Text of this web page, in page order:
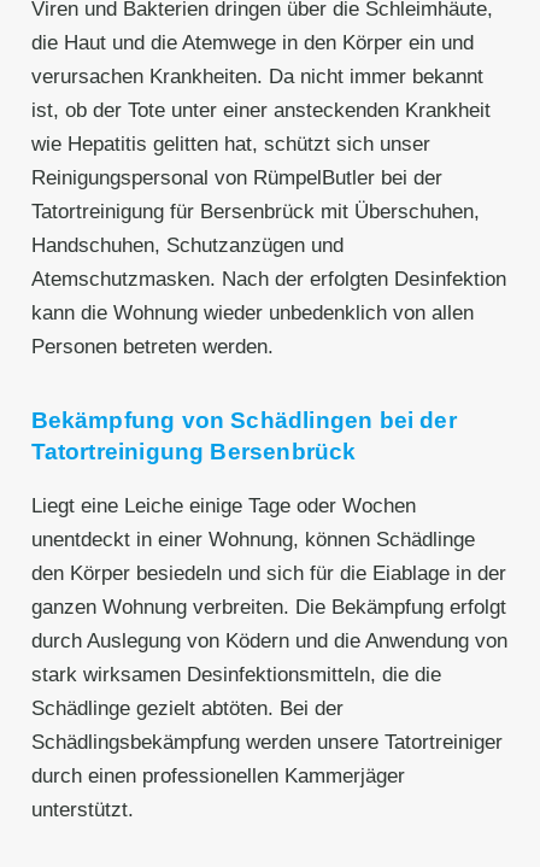
Viren und Bakterien dringen über die Schleimhäute,
die Haut und die Atemwege in den Körper ein und
verursachen Krankheiten. Da nicht immer bekannt
ist, ob der Tote unter einer ansteckenden Krankheit
wie Hepatitis gelitten hat, schützt sich unser
Reinigungspersonal von RümpelButler bei der
Tatortreinigung für Bersenbrück mit Überschuhen,
Handschuhen, Schutzanzügen und
Atemschutzmasken. Nach der erfolgten Desinfektion
kann die Wohnung wieder unbedenklich von allen
Personen betreten werden.
Bekämpfung von Schädlingen bei der
Tatortreinigung Bersenbrück
Liegt eine Leiche einige Tage oder Wochen
unentdeckt in einer Wohnung, können Schädlinge
den Körper besiedeln und sich für die Eiablage in der
ganzen Wohnung verbreiten. Die Bekämpfung erfolgt
durch Auslegung von Ködern und die Anwendung von
stark wirksamen Desinfektionsmitteln, die die
Schädlinge gezielt abtöten. Bei der
Schädlingsbekämpfung werden unsere Tatortreiniger
durch einen professionellen Kammerjäger
unterstützt.